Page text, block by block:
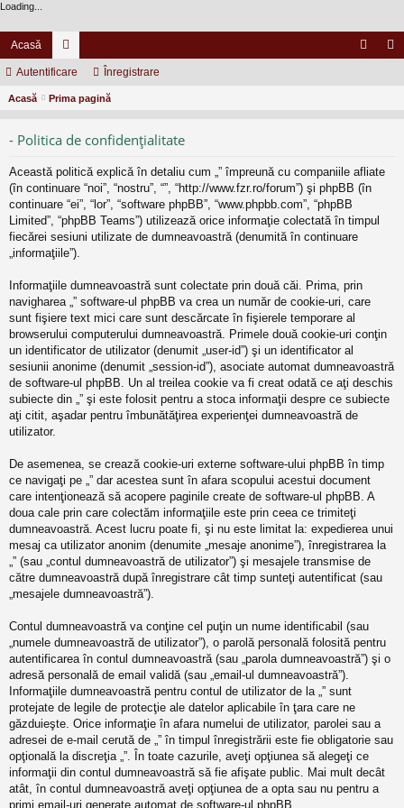
Loading...
Acasă
or
u
re
Autentificare Înregistrare
Acasă Prima pagină
- Politica de confidenţialitate
Această politică explică în detaliu cum „” împreună cu companiile afliate
(în continuare “noi”, “nostru”, “”, “http://www.fzr.ro/forum”) şi phpBB (în
continuare “ei”, “lor”, “software phpBB”, “www.phpbb.com”, “phpBB
Limited”, “phpBB Teams”) utilizează orice informaţie colectată în timpul
fiecărei sesiuni utilizate de dumneavoastră (denumită în continuare
„informaţiile”).
Informaţiile dumneavoastră sunt colectate prin două căi. Prima, prin
navigharea „” software-ul phpBB va crea un număr de cookie-uri, care
sunt fişiere text mici care sunt descărcate în fişierele temporare al
browserului computerului dumneavoastră. Primele două cookie-uri conţin
un identificator de utilizator (denumit „user-id”) şi un identificator al
sesiunii anonime (denumit „session-id”), asociate automat dumneavoastră
de software-ul phpBB. Un al treilea cookie va fi creat odată ce aţi deschis
subiecte din „” şi este folosit pentru a stoca informaţii despre ce subiecte
aţi citit, aşadar pentru îmbunătăţirea experienţei dumneavoastră de
utilizator.
De asemenea, se crează cookie-uri externe software-ului phpBB în timp
ce navigaţi pe „” dar acestea sunt în afara scopului acestui document
care intenţionează să acopere paginile create de software-ul phpBB. A
doua cale prin care colectăm informaţiile este prin ceea ce trimiteţi
dumneavoastră. Acest lucru poate fi, şi nu este limitat la: expedierea unui
mesaj ca utilizator anonim (denumite „mesaje anonime”), înregistrarea la
„” (sau „contul dumneavoastră de utilizator”) şi mesajele transmise de
către dumneavoastră după înregistrare cât timp sunteţi autentificat (sau
„mesajele dumneavoastră”).
Contul dumneavoastră va conţine cel puţin un nume identificabil (sau
„numele dumneavoastră de utilizator”), o parolă personală folosită pentru
autentificarea în contul dumneavoastră (sau „parola dumneavoastră”) şi o
adresă personală de email validă (sau „email-ul dumneavoastră”).
Informaţiile dumneavoastră pentru contul de utilizator de la „” sunt
protejate de legile de protecţie ale datelor aplicabile în ţara care ne
găzduieşte. Orice informaţie în afara numelui de utilizator, parolei sau a
adresei de e-mail cerută de „” în timpul înregistrării este fie obligatorie sau
opţională la discreţia „”. În toate cazurile, aveţi opţiunea să alegeţi ce
informaţii din contul dumneavoastră să fie afişate public. Mai mult decât
atât, în contul dumneavoastră aveţi opţiunea de a opta sau nu pentru a
primi email-uri generate automat de software-ul phpBB.